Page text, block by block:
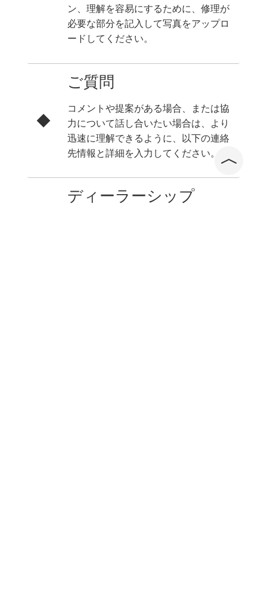
ン、理解を容易にするために、修理が
必要な部分を記入して写真をアップロ
ードしてください。
ご質問
コメントや提案がある場合、または協
力について話し合いたい場合は、より
迅速に理解できるように、以下の連絡
先情報と詳細を入力してください。
ディーラーシップ